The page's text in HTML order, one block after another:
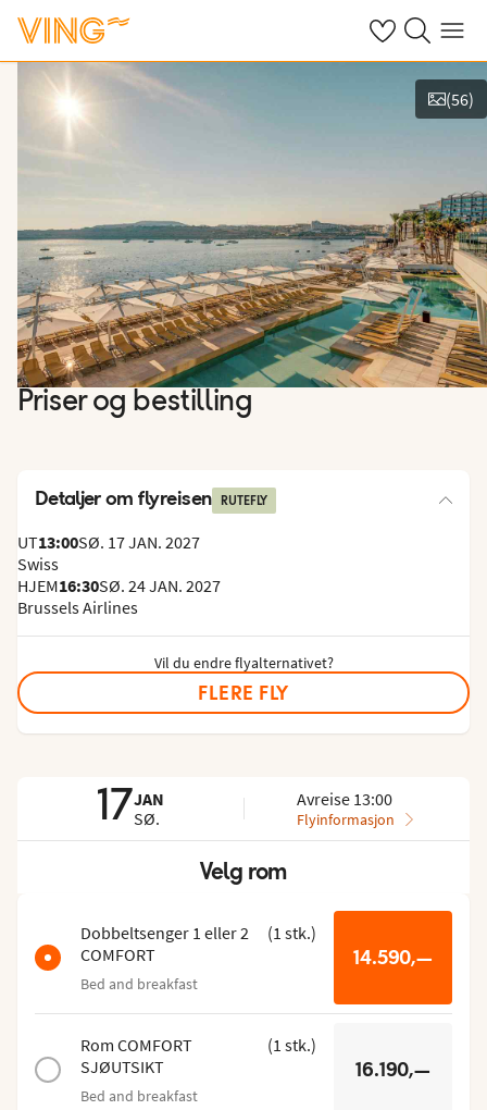
Se dine sparte
Søk påMeny
Vis bilder
(56)
Priser og bestilling
Detaljer om flyreisen RUTEFLY
UT13:00SØ. 17 JAN. 2027
Swiss
HJEM16:30SØ. 24 JAN. 2027
Brussels Airlines
Vil du endre flyalternativet?
FLERE FLY
17JAN
SØ.
Avreise 13:00
Flyinformasjon
Velg rom
Dobbeltsenger 1 eller 2
COMFORT
(1 stk.)
Bed and breakfast
14.590,—
Rom COMFORT
SJØUTSIKT
(1 stk.)
Bed and breakfast
16.190,—